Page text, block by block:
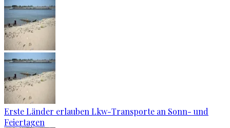
Erste Länder erlauben Lkw-Transporte an Sonn- und
Feiertagen